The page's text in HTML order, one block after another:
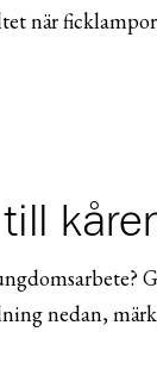
när
nedan,